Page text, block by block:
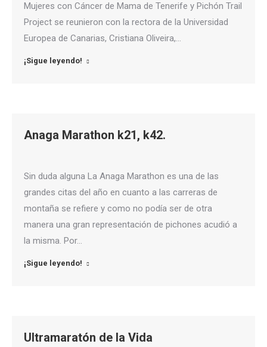
Mujeres con Cáncer de Mama de Tenerife y Pichón Trail
Project se reunieron con la rectora de la Universidad
Europea de Canarias, Cristiana Oliveira,…
¡Sigue leyendo!
Anaga Marathon k21, k42.
Sin duda alguna La Anaga Marathon es una de las
grandes citas del año en cuanto a las carreras de
montaña se refiere y como no podía ser de otra
manera una gran representación de pichones acudió a
la misma. Por…
¡Sigue leyendo!
Ultramaratón de la Vida